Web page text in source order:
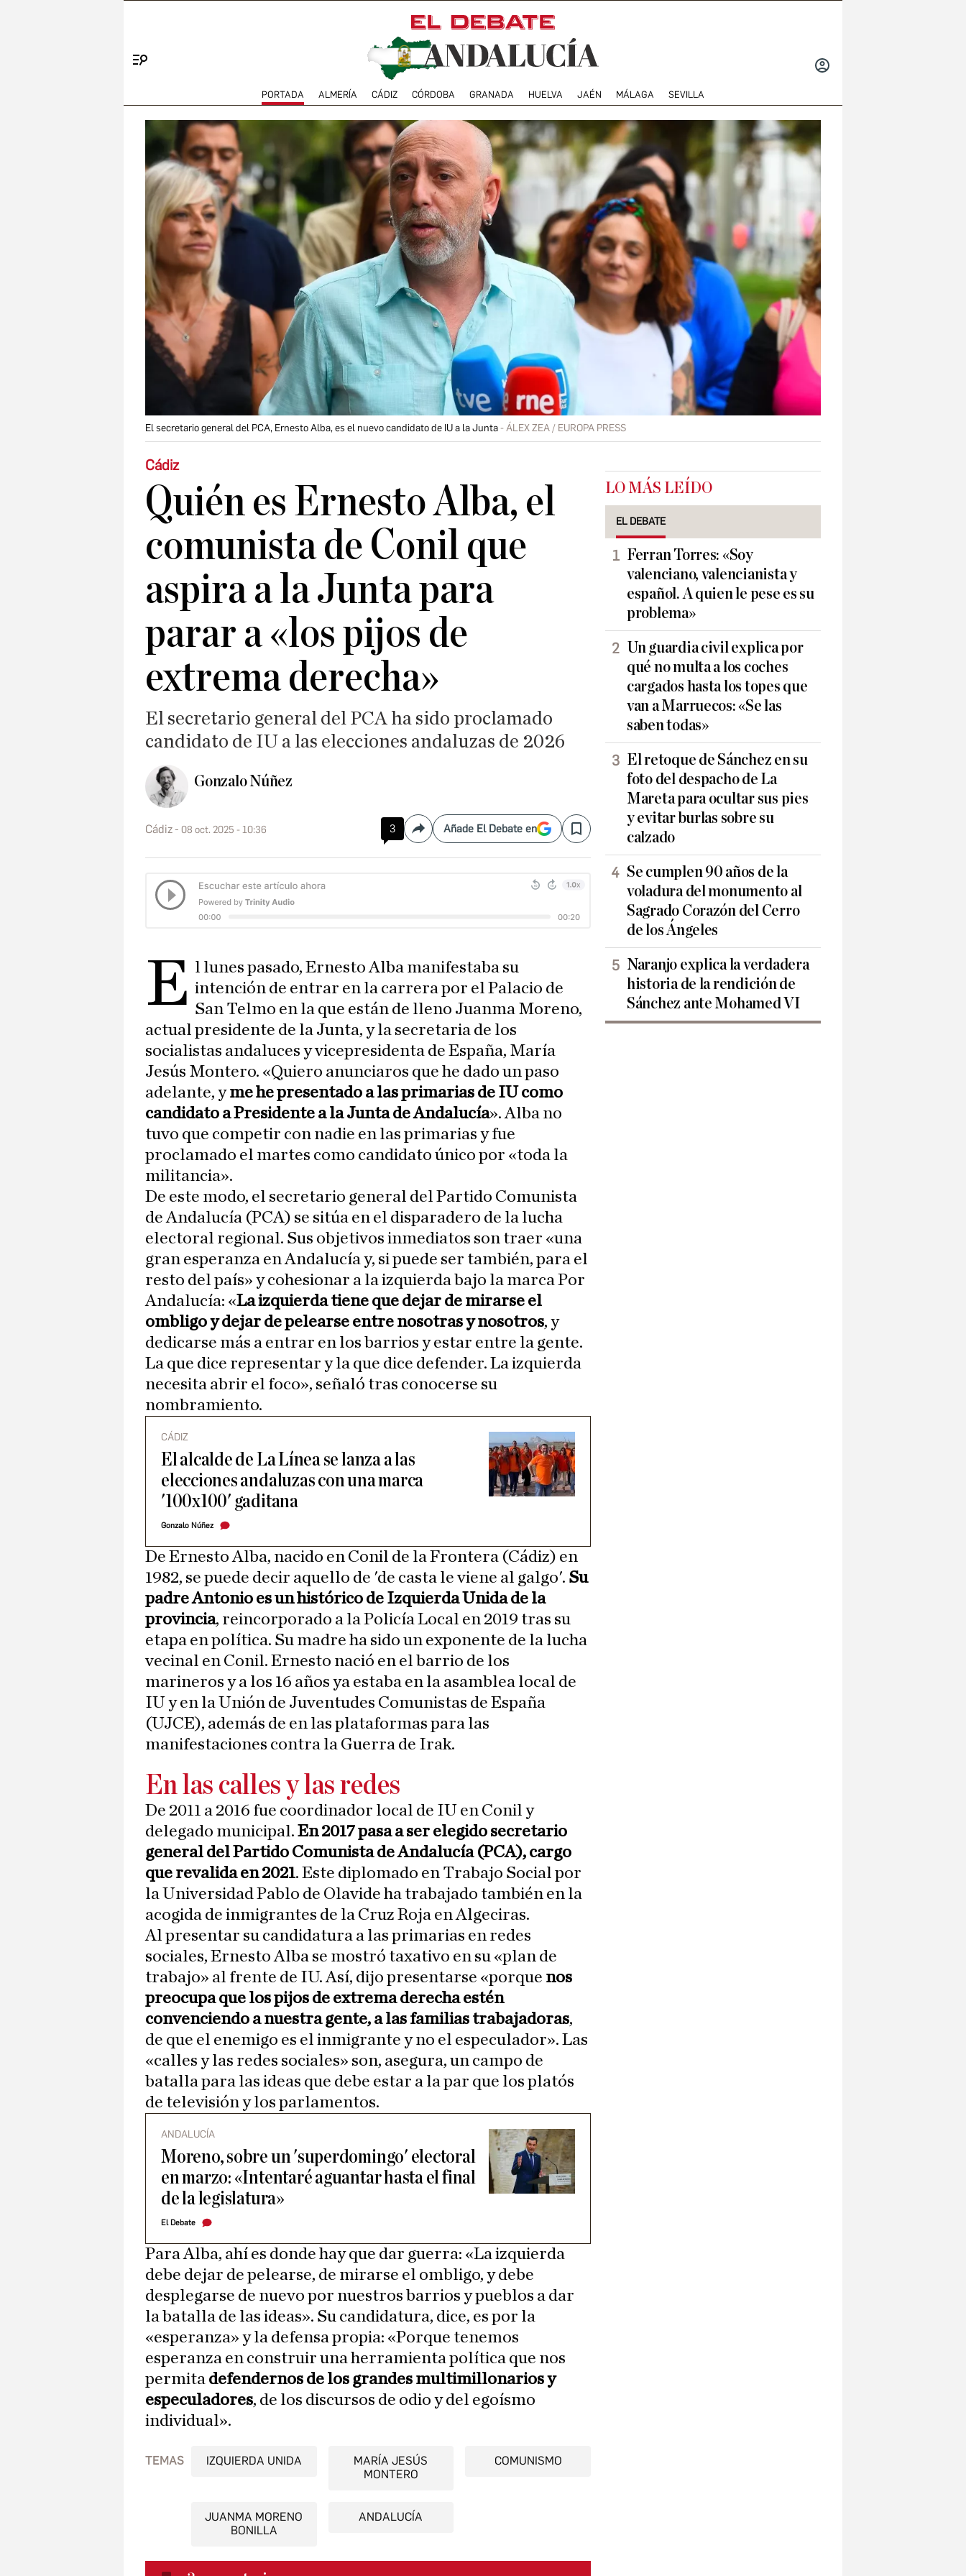
PORTADA ALMERÍA CÁDIZ CÓRDOBA GRANADA HUELVA JAÉN MÁLAGA SEVILLA
El secretario general del PCA, Ernesto Alba, es el nuevo candidato de IU a la Junta ÁLEX ZEA / EUROPA PRESS
Cádiz
Quién es Ernesto Alba, el
comunista de Conil que
aspira a la Junta para
parar a «los pijos de
extrema derecha»
El secretario general del PCA ha sido proclamado
candidato de IU a las elecciones andaluzas de 2026
Gonzalo Núñez
Cádiz 08 oct. 2025 - 10:36 3 CompartirAñade El Debate en Save
E l lunes pasado, Ernesto Alba manifestaba su
intención de entrar en la carrera por el Palacio de
San Telmo en la que están de lleno Juanma Moreno,
actual presidente de la Junta, y la secretaria de los
socialistas andaluces y vicepresidenta de España, María
Jesús Montero. «Quiero anunciaros que he dado un paso
adelante, yme he presentado a las primarias de IU como
candidato a Presidente a la Junta de Andalucía». Alba no
tuvo que competir con nadie en las primarias y fue
proclamado el martes como candidato único por «toda la
militancia».
De este modo, el secretario general del Partido Comunista
de Andalucía (PCA) se sitúa en el disparadero de la lucha
electoral regional. Sus objetivos inmediatos son traer «una
gran esperanza en Andalucía y, si puede ser también, para el
resto del país» y cohesionar a la izquierda bajo la marca Por
Andalucía: «La izquierda tiene que dejar de mirarse el
ombligo y dejar de pelearse entre nosotras y nosotros, y
dedicarse más a entrar en los barrios y estar entre la gente.
La que dice representar y la que dice defender. La izquierda
necesita abrir el foco», señaló tras conocerse su
nombramiento.
CÁDIZ
El alcalde de La Línea se lanza a las
elecciones andaluzas con una marca
'100x100' gaditana
Gonzalo Núñez
De Ernesto Alba, nacido en Conil de la Frontera (Cádiz) en
1982, se puede decir aquello de 'de casta le viene al galgo'. Su
padre Antonio es un histórico de Izquierda Unida de la
provincia, reincorporado a la Policía Local en 2019 tras su
etapa en política. Su madre ha sido un exponente de la lucha
vecinal en Conil. Ernesto nació en el barrio de los
marineros y a los 16 años ya estaba en la asamblea local de
IU y en la Unión de Juventudes Comunistas de España
(UJCE), además de en las plataformas para las
manifestaciones contra la Guerra de Irak.
En las calles y las redes
De 2011 a 2016 fue coordinador local de IU en Conil y
delegado municipal. En 2017 pasa a ser elegido secretario
general del Partido Comunista de Andalucía (PCA), cargo
que revalida en 2021. Este diplomado en Trabajo Social por
la Universidad Pablo de Olavide ha trabajado también en la
acogida de inmigrantes de la Cruz Roja en Algeciras.
Al presentar su candidatura a las primarias en redes
sociales, Ernesto Alba se mostró taxativo en su «plan de
trabajo» al frente de IU. Así, dijo presentarse «porque nos
preocupa que los pijos de extrema derecha estén
convenciendo a nuestra gente, a las familias trabajadoras,
de que el enemigo es el inmigrante y no el especulador». Las
«calles y las redes sociales» son, asegura, un campo de
batalla para las ideas que debe estar a la par que los platós
de televisión y los parlamentos.
ANDALUCÍA
Moreno, sobre un 'superdomingo' electoral
en marzo: «Intentaré aguantar hasta el final
de la legislatura»
El Debate
Para Alba, ahí es donde hay que dar guerra: «La izquierda
debe dejar de pelearse, de mirarse el ombligo, y debe
desplegarse de nuevo por nuestros barrios y pueblos a dar
la batalla de las ideas». Su candidatura, dice, es por la
«esperanza» y la defensa propia: «Porque tenemos
esperanza en construir una herramienta política que nos
permita defendernos de los grandes multimillonarios y
especuladores, de los discursos de odio y del egoísmo
individual».
TEMAS IZQUIERDA UNIDA
MARÍA JESÚS
MONTERO
COMUNISMO
JUANMA MORENO
BONILLA
ANDALUCÍA
LO MÁS LEÍDO
EL DEBATE
Ferran Torres: «Soy
valenciano, valencianista y
español. A quien le pese es su
problema»
Un guardia civil explica por
qué no multa a los coches
cargados hasta los topes que
van a Marruecos: «Se las
saben todas»
El retoque de Sánchez en su
foto del despacho de La
Mareta para ocultar sus pies
y evitar burlas sobre su
calzado
Se cumplen 90 años de la
voladura del monumento al
Sagrado Corazón del Cerro
de los Ángeles
Naranjo explica la verdadera
historia de la rendición de
Sánchez ante Mohamed VI